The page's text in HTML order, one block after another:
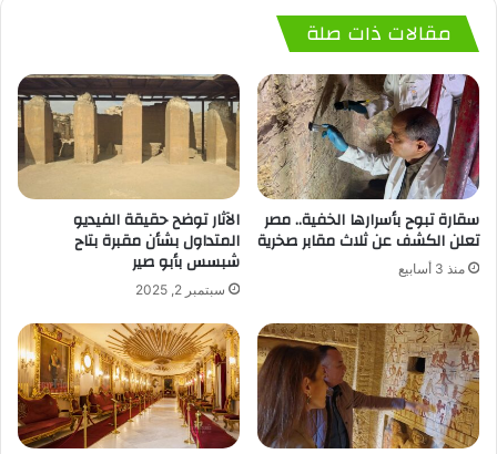
مقالات ذات صلة
سقارة تبوح بأسرارها الخفية.. مصر
تعلن الكشف عن ثلاث مقابر صخرية
منذ 3 أسابيع
الآثار توضح حقيقة الفيديو
المتداول بشأن مقبرة بتاح
شبسس بأبو صير
سبتمبر 2, 2025